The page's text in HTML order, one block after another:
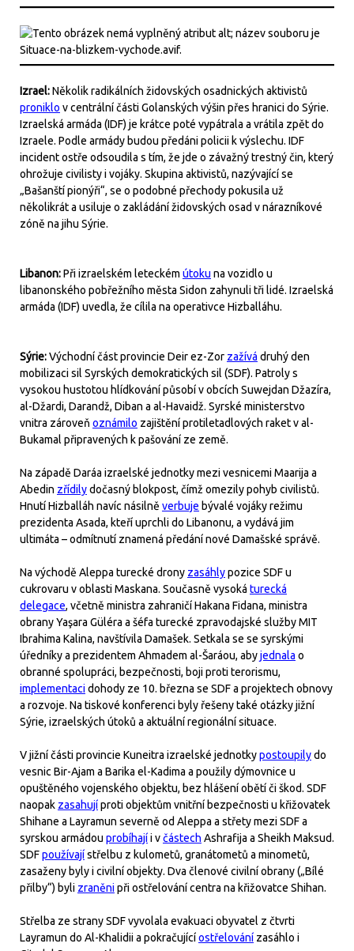
Izrael:Několik radikálních židovských osadnických aktivistů
proniklo v centrální části Golanských výšin přes hranici do Sýrie.
Izraelská armáda (IDF) je krátce poté vypátrala a vrátila zpět do
Izraele. Podle armády budou předáni policii k výslechu. IDF
incident ostře odsoudila s tím, že jde o závažný trestný čin, který
ohrožuje civilisty i vojáky. Skupina aktivistů, nazývající se
„Bašanští pionýři“, se o podobné přechody pokusila už
několikrát a usiluje o zakládání židovských osad v nárazníkové
zóně na jihu Sýrie.
Libanon:Při izraelském leteckém útoku na vozidlo u
libanonského pobřežního města Sidon zahynuli tři lidé. Izraelská
armáda (IDF) uvedla, že cílila na operativce Hizballáhu.
Sýrie:Východní část provincie Deir ez-Zor zažívá druhý den
mobilizaci sil Syrských demokratických sil (SDF). Patroly s
vysokou hustotou hlídkování působí v obcích Suwejdan Džazíra,
al-Džardi, Darandž, Diban a al-Havaidž. Syrské ministerstvo
vnitra zároveň oznámilo zajištění protiletadlových raket v al-
Bukamal připravených k pašování ze země.
Na západě Daráa izraelské jednotky mezi vesnicemi Maarija a
Abedin zřídilydočasný blokpost, čímž omezily pohyb civilistů.
Hnutí Hizballáh navíc násilně verbuje bývalé vojáky režimu
prezidenta Asada, kteří uprchli do Libanonu, a vydává jim
ultimáta – odmítnutí znamená předání nové Damašské správě.
Na východě Aleppa turecké drony zasáhlypozice SDF u
cukrovaru v oblasti Maskana. Současně vysoká turecká
delegace, včetně ministra zahraničí Hakana Fidana, ministra
obrany Yaşara Güléra a šéfa turecké zpravodajské služby MIT
Ibrahima Kalina, navštívila Damašek. Setkala se se syrskými
úředníky a prezidentem Ahmadem al-Šaráou, abyjednala o
obranné spolupráci, bezpečnosti, boji proti terorismu,
implementacidohody ze 10. března se SDF a projektech obnovy
a rozvoje. Na tiskové konferenci byly řešeny také otázky jižní
Sýrie, izraelských útoků a aktuální regionální situace.
V jižní části provincie Kuneitra izraelské jednotkypostoupilydo
vesnic Bir-Ajam a Barika el-Kadima a použily dýmovnice u
opuštěného vojenského objektu, bez hlášení obětí či škod. SDF
naopak zasahujíproti objektům vnitřní bezpečnosti u křižovatek
Shihane a Layramun severně od Aleppa a střety mezi SDF a
syrskou armádou probíhajíi včástech Ashrafija a Sheikh Maksud.
SDFpoužívajístřelbu z kulometů, granátometů a minometů,
zasaženy byly i civilní objekty. Dva členové civilní obrany („Bílé
přilby“) byli zraněnipři ostřelování centra na křižovatce Shihan.
Střelba ze strany SDF vyvolala evakuaci obyvatel z čtvrti
Layramun do Al-Khalidii a pokračujícíostřelování zasáhlo i